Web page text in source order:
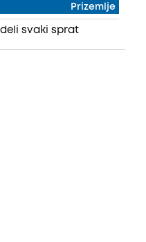
Prizemlje
svaki sprat